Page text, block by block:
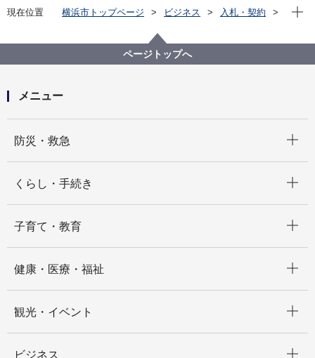
現在位置 横浜市トップページ ビジネス
入札・契約
健康福祉局
【入札結果公表】【公募型指名競争入札】令和７年度
障害福祉サービス及び障害児通所支援の支給決定関係
現在
ページトップへ
メニュー
防災・救急
くらし・手続き
子育て・教育
健康・医療・福祉
観光・イベント
ビジネス